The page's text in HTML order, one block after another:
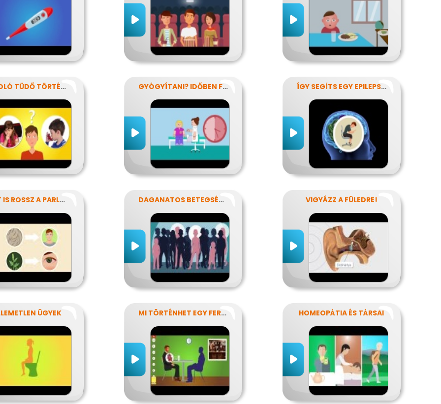
A SÍPOLÓ TÜDŐ TÖRTÉNETE GYÓGYÍTANI? IDŐBEN FELISMERNI! ÍGY SEGÍTS EGY EPILEPSZIÁSNAK
MIÉRT IS ROSSZ A PARLAGFŰ? DAGANATOS BETEGSÉGEK VIGYÁZZ A FÜLEDRE!
ÜGYEK MI TÖRTÉNHET EGY FERDE ÉJSZAKÁN? HOMEOPÁTIA ÉS TÁRSAI